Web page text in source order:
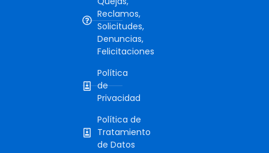
Reclamos,
Solicitudes,
Denuncias,
Felicitaciones
Política
de
Privacidad
Política de
Tratamiento
de Datos